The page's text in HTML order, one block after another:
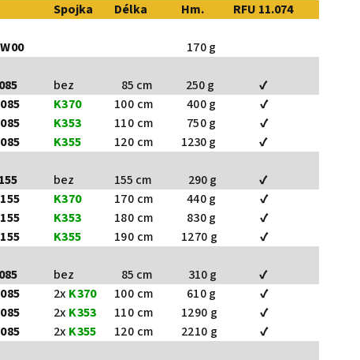
Spojka Délka Hm.
RFU 11.074
170 g
bez 85 cm 250 g
✔
K370 100 cm 400 g
✔
K353 110 cm 750 g
✔
K355 120 cm 1230 g ✔
bez 155 cm 290 g
✔
K370 170 cm 440 g
✔
K353 180 cm 830 g
✔
K355 190 cm 1270 g ✔
bez 85 cm 310 g
✔
2x K370 100 cm 610 g
✔
2x K353 110 cm 1290 g
✔
2x K355 120 cm 2210 g ✔